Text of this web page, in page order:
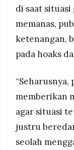
di saat
memanas,
ketenangan,
pada hoaks
memberikan
agar situasi
justru
seolah